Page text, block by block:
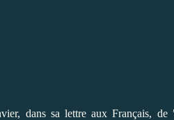
dans sa lettre aux Français,